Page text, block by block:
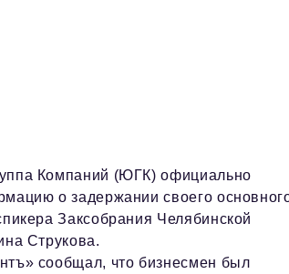
Компаний (ЮГК) официально
о задержании своего
Заксобрания Челябинской
Струкова.
сообщал, что бизнесмен был